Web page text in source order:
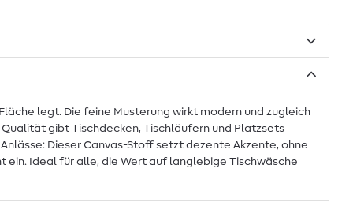
legt. Die feine Musterung wirkt modern und zugleich
gibt Tischdecken, Tischläufern und Platzsets
Dieser Canvas-Stoff setzt dezente Akzente, ohne
ein. Ideal für alle, die Wert auf langlebige Tischwäsche